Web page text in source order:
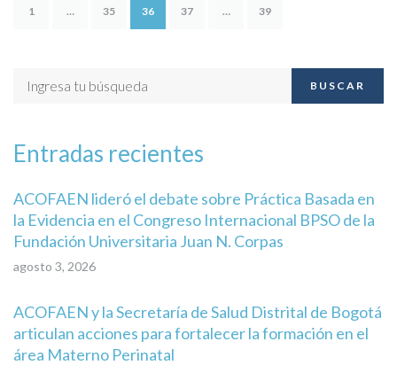
1 … 35 36 37 … 39
BUSCAR
Entradas recientes
ACOFAEN lideró el debate sobre Práctica Basada en
la Evidencia en el Congreso Internacional BPSO de la
Fundación Universitaria Juan N. Corpas
agosto 3, 2026
ACOFAEN y la Secretaría de Salud Distrital de Bogotá
articulan acciones para fortalecer la formación en el
área Materno Perinatal